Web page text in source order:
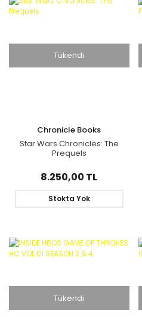
Tükendi
Chronicle Books
Star Wars Chronicles: The
Prequels
8.250,00 TL
Stokta Yok
Tükendi